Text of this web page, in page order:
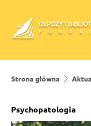
Strona główna
Psychopatologia